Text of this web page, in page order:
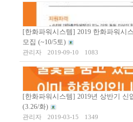
[한화파워시스템] 2019 한화파워시
모집 (~10/5토)
관리자
2019-09-10 1083
[한화파워시스템] 2019년 상반기 신
(3.26/화)
관리자
2019-03-15 1349